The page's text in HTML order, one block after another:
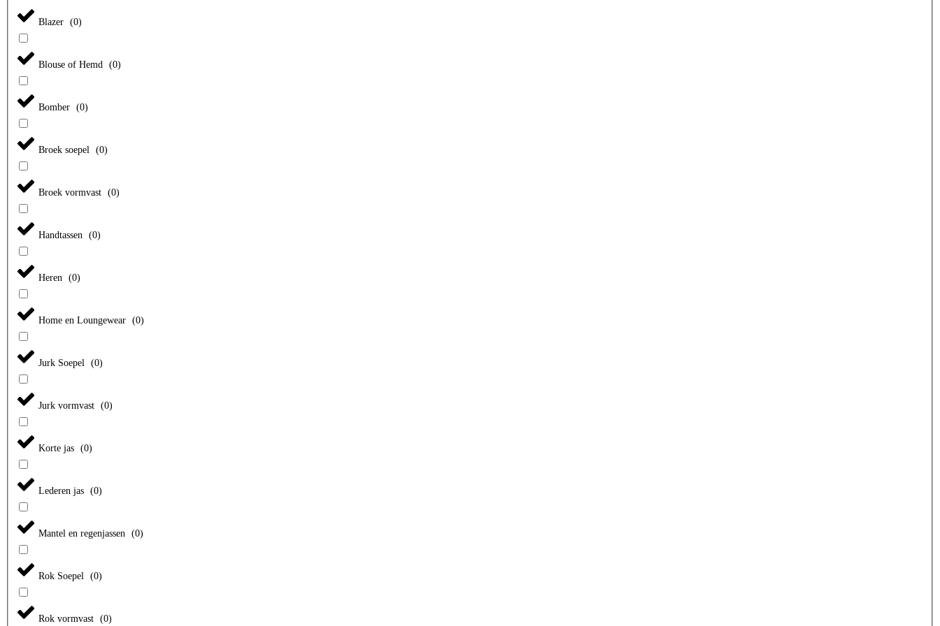
Blazer (0)
Blouse of Hemd (0)
Bomber (0)
Broek soepel (0)
Broek vormvast (0)
Handtassen (0)
Heren (0)
Home en Loungewear (0)
Jurk Soepel (0)
Jurk vormvast (0)
Korte jas (0)
Lederen jas (0)
Mantel en regenjassen (0)
Rok Soepel (0)
Rok vormvast (0)